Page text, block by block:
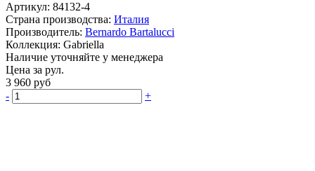
Артикул: 84132-4
Страна производства: Италия
Производитель: Bernardo Bartalucci
Коллекция: Gabriella
Наличие уточняйте у менеджера
Цена за рул.
3 960 руб
-
+